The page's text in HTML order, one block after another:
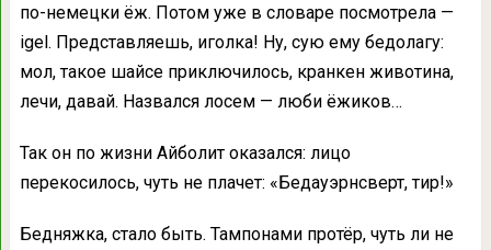
по-немецки ёж. Потом уже в словаре посмотрела —
igel. Представляешь, иголка! Ну, сую ему бедолагу:
мол, такое шайсе приключилось, кранкен животина,
лечи, давай. Назвался лосем — люби ёжиков…
Так он по жизни Айболит оказался: лицо
перекосилось, чуть не плачет: «Бедауэрнсверт, тир!»
Бедняжка, стало быть. Тампонами протёр, чуть ли не